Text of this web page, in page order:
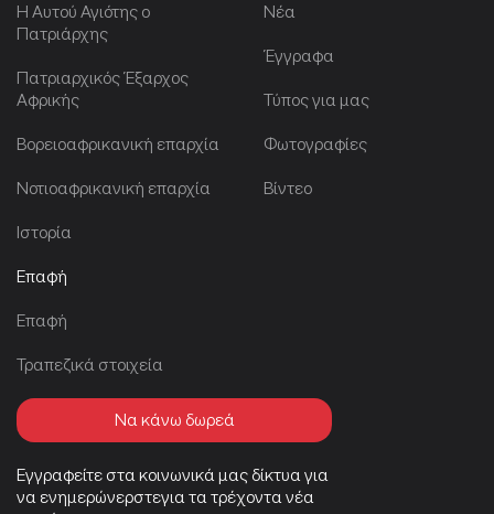
Η Αυτού Αγιότης ο
Πατριάρχης
Πατριαρχικός Έξαρχος
Αφρικής
Βορειοαφρικανική επαρχία
Νοτιοαφρικανική επαρχία
Ιστορία
Νέα
Έγγραφα
Τύπος για μας
Φωτογραφίες
Βίντεο
Επαφή
Επαφή
Τραπεζικά στοιχεία
Να κάνω δωρεά
Εγγραφείτε στα κοινωνικά μας δίκτυα για
να ενημερώνερστεγια τα τρέχοντα νέα